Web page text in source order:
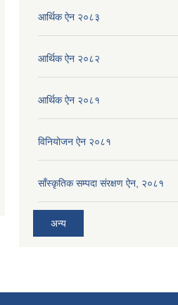
आर्थिक ऐन २०८३
आर्थिक ऐन २०८२
आर्थिक ऐन २०८१
विनियोजन ऐन २०८१
साँस्कृतिक सम्पदा संरक्षण ऐन, २०८१
अन्य